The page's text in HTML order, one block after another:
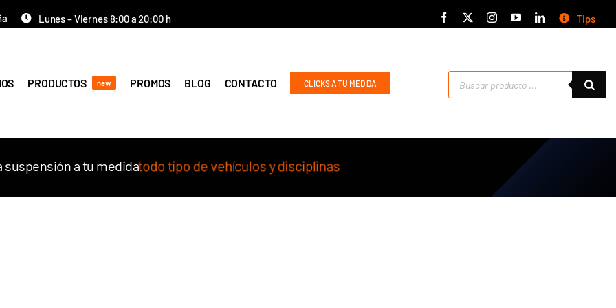
Lunes – Viernes 8:00 a 20:00 h Tips
PRODUCTOS new PROMOS BLOG CONTACTO CLICKS A TU MEDIDA
Búsqueda
de
productos
suspensión a tu medida